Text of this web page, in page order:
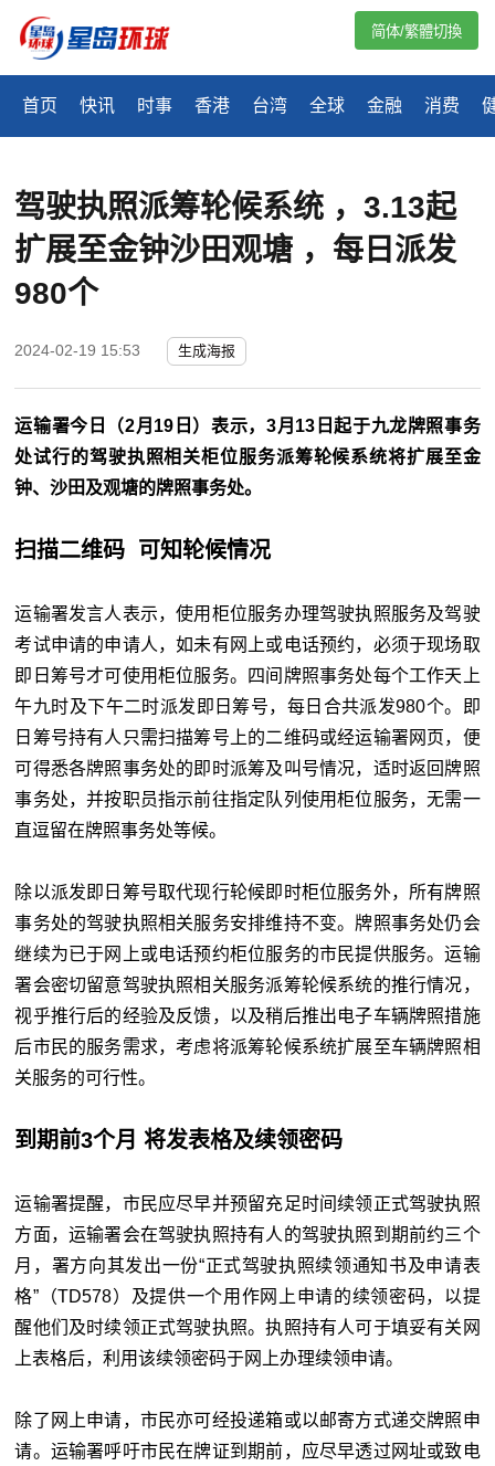
首页 快讯 时事 香港 台湾 全球 金融 消费
简体/繁體切換
驾驶执照派筹轮候系统 ，3.13起
扩展至金钟沙田观塘 ，每日派发
980个
2024-02-19 15:53 生成海报
运输署今日（2月19日）表示，3月13日起于九龙牌照事务
处试行的驾驶执照相关柜位服务派筹轮候系统将扩展至金
钟、沙田及观塘的牌照事务处。
扫描二维码 可知轮候情况
运输署发言人表示，使用柜位服务办理驾驶执照服务及驾驶
考试申请的申请人，如未有网上或电话预约，必须于现场取
即日筹号才可使用柜位服务。四间牌照事务处每个工作天上
午九时及下午二时派发即日筹号，每日合共派发980个。即
日筹号持有人只需扫描筹号上的二维码或经运输署网页，便
可得悉各牌照事务处的即时派筹及叫号情况，适时返回牌照
事务处，并按职员指示前往指定队列使用柜位服务，无需一
直逗留在牌照事务处等候。
除以派发即日筹号取代现行轮候即时柜位服务外，所有牌照
事务处的驾驶执照相关服务安排维持不变。牌照事务处仍会
继续为已于网上或电话预约柜位服务的市民提供服务。运输
署会密切留意驾驶执照相关服务派筹轮候系统的推行情况，
视乎推行后的经验及反馈，以及稍后推出电子车辆牌照措施
后市民的服务需求，考虑将派筹轮候系统扩展至车辆牌照相
关服务的可行性。
到期前3个月 将发表格及续领密码
运输署提醒，市民应尽早并预留充足时间续领正式驾驶执照
方面，运输署会在驾驶执照持有人的驾驶执照到期前约三个
月，署方向其发出一份“正式驾驶执照续领通知书及申请表
格”（TD578）及提供一个用作网上申请的续领密码，以提
醒他们及时续领正式驾驶执照。执照持有人可于填妥有关网
上表格后，利用该续领密码于网上办理续领申请。
除了网上申请，市民亦可经投递箱或以邮寄方式递交牌照申
请。运输署呼吁市民在牌证到期前，应尽早透过网址或致电